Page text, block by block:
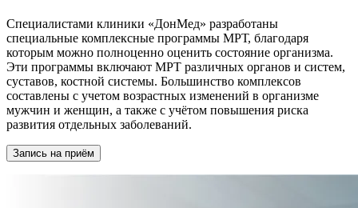
Специалистами клиники «ДонМед» разработаны
специальные комплексные программы МРТ, благодаря
которым можно полноценно оценить состояние организма.
Эти программы включают МРТ различных органов и систем,
суставов, костной системы. Большинство комплексов
составлены с учетом возрастных изменений в организме
мужчин и женщин, а также с учётом повышения риска
развития отдельных заболеваний.
Запись на приём